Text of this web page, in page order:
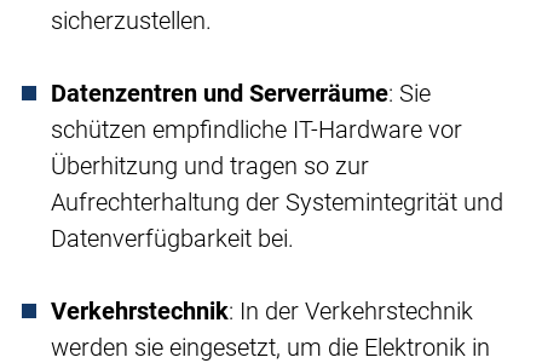
sicherzustellen.
Datenzentren und Serverräume: Sie
schützen empfindliche IT-Hardware vor
Überhitzung und tragen so zur
Aufrechterhaltung der Systemintegrität und
Datenverfügbarkeit bei.
Verkehrstechnik: In der Verkehrstechnik
werden sie eingesetzt, um die Elektronik in